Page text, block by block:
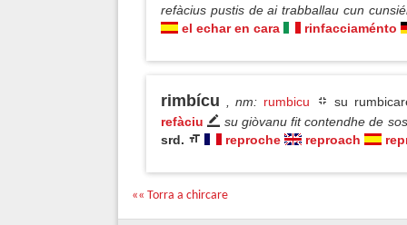
refàcius pustis de ai trabballau cun
el echar en cara
rinfacciaménto
rimbícu , nm: rumbicu
su
refàciu
su giòvanu fit contendhe de
srd.
reproche reproach
«« Torra a chircare